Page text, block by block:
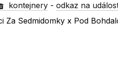
kontejnery -odkaz na
Za Sedmidomky x Pod